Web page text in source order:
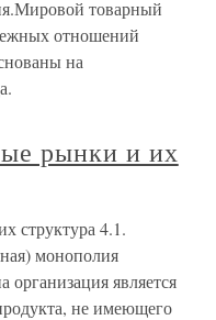
товарный
отношений
на
рынки и их
структура 4.1.
монополия
организация является
не имеющего